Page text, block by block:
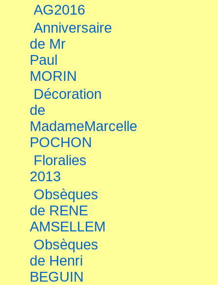
AG2016
Anniversaire
de Mr
Paul
MORIN
Décoration
de
MadameMarcelle
POCHON
Floralies
2013
Obsèques
de RENE
AMSELLEM
Obsèques
de Henri
BEGUIN